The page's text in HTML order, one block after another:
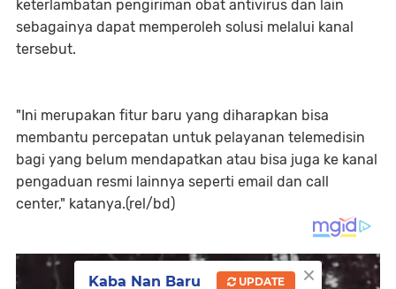
keterlambatan pengiriman obat antivirus dan lain
sebagainya dapat memperoleh solusi melalui kanal
tersebut.
"Ini merupakan fitur baru yang diharapkan bisa
membantu percepatan untuk pelayanan telemedisin
bagi yang belum mendapatkan atau bisa juga ke kanal
pengaduan resmi lainnya seperti email dan call
center," katanya.(rel/bd)
×
Kaba Nan Baru UPDATE